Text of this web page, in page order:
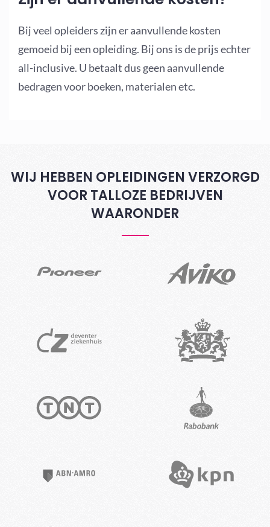
Bij veel opleiders zijn er aanvullende kosten
gemoeid bij een opleiding. Bij ons is de prijs echter
all-inclusive. U betaalt dus geen aanvullende
bedragen voor boeken, materialen etc.
WIJ HEBBEN OPLEIDINGEN VERZORGD
VOOR TALLOZE BEDRIJVEN
WAARONDER